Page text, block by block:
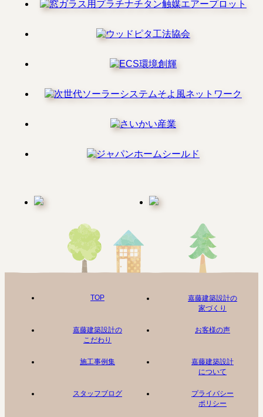
TOP
嘉藤建築設計の
家づくり
嘉藤建築設計の
こだわり
お客様の声
施工事例集
嘉藤建築設計
について
スタッフブログ
プライバシー
ポリシー